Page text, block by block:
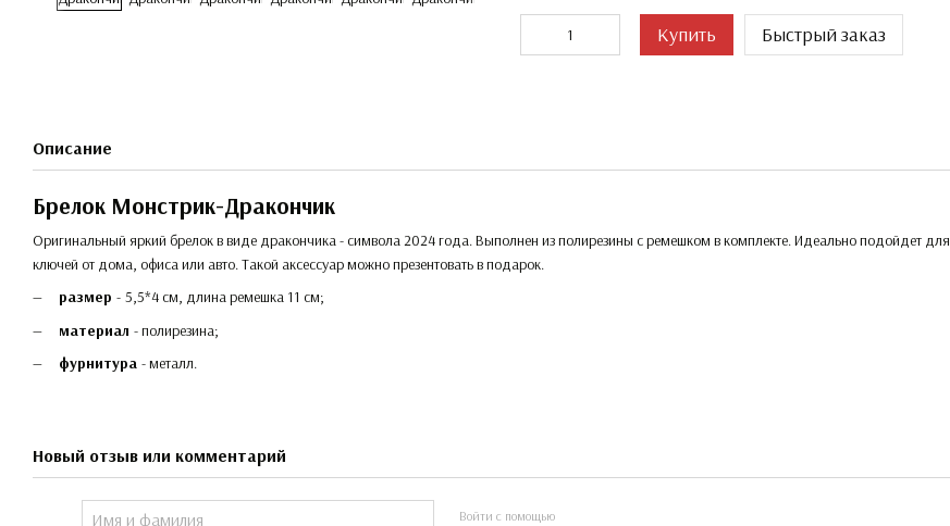
Купить Быстрый заказ
Описание
Брелок Монстрик-Дракончик
Оригинальный яркий брелок в виде дракончика - символа 2024 года. Выполнен из полирезины с ремешком в комплекте. Идеально подойдет для
ключей от дома, офиса или авто. Такой аксессуар можно презентовать в подарок.
размер - 5,5*4 см, длина ремешка 11 см;
материал - полирезина;
фурнитура - металл.
Новый отзыв или комментарий
Войти с помощью